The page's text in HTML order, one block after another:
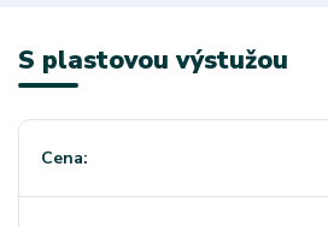
S plastovou výstužou
Cena: